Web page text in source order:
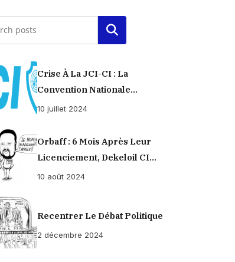
Rechercher
Crise À La JCI-CI : La
Convention Nationale
Provisoirement Suspendue
10 juillet 2024
Orbaff : 6 Mois Après Leur
Licenciement, Dekeloil CI
Propose À Ses Ex-Ouvriers Un
10 août 2024
Recentrer Le Débat Politique
2 décembre 2024